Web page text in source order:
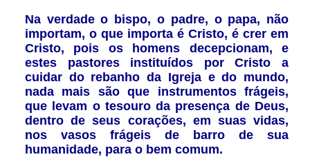
Na verdade o bispo, o padre, o papa, não
importam, o que importa é Cristo, é crer em
Cristo, pois os homens decepcionam, e
estes pastores instituídos por Cristo a
cuidar do rebanho da Igreja e do mundo,
nada mais são que instrumentos frágeis,
que levam o tesouro da presença de Deus,
dentro de seus corações, em suas vidas,
nos vasos frágeis de barro de sua
humanidade, para o bem comum.